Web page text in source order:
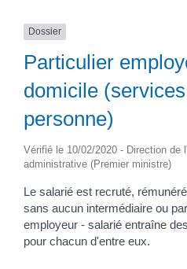
Dossier
Particulier
domicile
personne)
Vérifié le 10/02/2020 - Direction de
administrative (Premier ministre)
Le salarié est recruté,
sans aucun intermédiaire ou
employeur - salarié entraîne
pour chacun d'entre eux.